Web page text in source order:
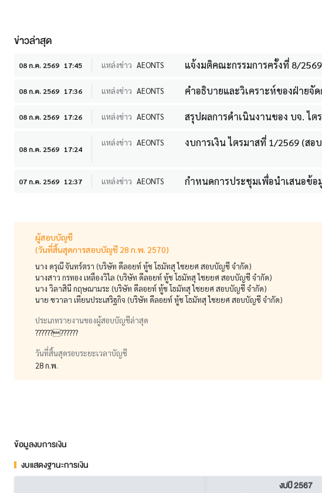
ข่าวล่าสุด
08 ก.ค. 2569 17:45 แหล่งข่าว AEONTS แจ้งมติคณะกรรมการครั้งที่ 8/
08 ก.ค. 2569 17:36 แหล่งข่าว AEONTS คำอธิบายและวิเคราะห์ของฝ่ายจั
08 ก.ค. 2569 17:26 แหล่งข่าว AEONTS สรุปผลการดำเนินงานของ บจ. ไ
08 ก.ค. 2569 17:24
แหล่งข่าว AEONTS งบการเงิน ไตรมาสที่ 1/2569 (สอ
07 ก.ค. 2569 12:37 แหล่งข่าว AEONTS กำหนดการประชุมเพื่อนำเสนอข้อ
ผู้สอบบัญชี
(วันที่สิ้นสุดการสอบบัญชี 28 ก.พ. 2570)
นาง ดรุณี จันทร์ตรา (บริษัท ดีลอยท์ ทู้ช โธมัทสุ ไชยยศ สอบบัญชี จำกัด)
นางสาว กรทอง เหลืองวิไล (บริษัท ดีลอยท์ ทู้ช โธมัทสุ ไชยยศ สอบบัญชี จำกัด)
นาง วิลาสินี กฤษณามระ (บริษัท ดีลอยท์ ทู้ช โธมัทสุ ไชยยศ สอบบัญชี จำกัด)
นาย ชวาลา เทียนประเสริฐกิจ (บริษัท ดีลอยท์ ทู้ช โธมัทสุ ไชยยศ สอบบัญชี จำกัด)
ประเภทรายงานของผู้สอบบัญชีล่าสุด
????????????
วันที่สิ้นสุดรอบระยะเวลาบัญชี
28 ก.พ.
ข้อมูลงบการเงิน
งบแสดงฐานะการเงิน
งบปี 2567